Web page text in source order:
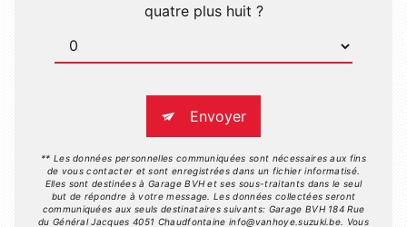
quatre plus huit ?
Envoyer
** Les données personnelles communiquées sont nécessaires aux fins
de vous contacter et sont enregistrées dans un fichier informatisé.
Elles sont destinées à Garage BVH et ses sous-traitants dans le seul
but de répondre à votre message. Les données collectées seront
communiquées aux seuls destinataires suivants: Garage BVH 184 Rue
du Général Jacques 4051 Chaudfontaine info@vanhoye.suzuki.be. Vous